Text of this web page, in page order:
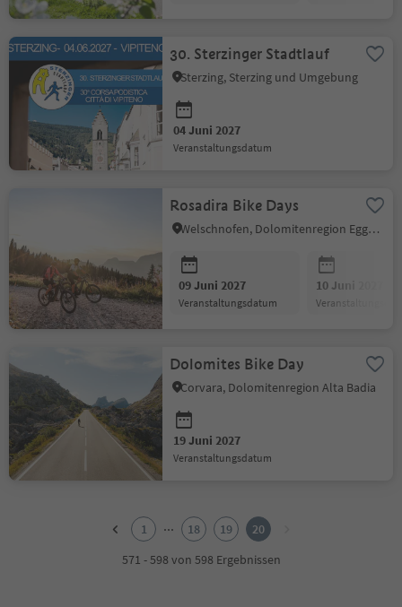
30. Sterzinger Stadtlauf
Sterzing, Sterzing und Umgebung
04 Juni 2027
Veranstaltungsdatum
Rosadira Bike Days
Welschnofen, Dolomitenregion Eggental
09 Juni 2027
Veranstaltungsdatum
10 Juni 2027
Dolomites Bike Day
Corvara, Dolomitenregion Alta Badia
19 Juni 2027
Veranstaltungsdatum
1 ... 18 19
20
571 - 598 von 598 Ergebnissen